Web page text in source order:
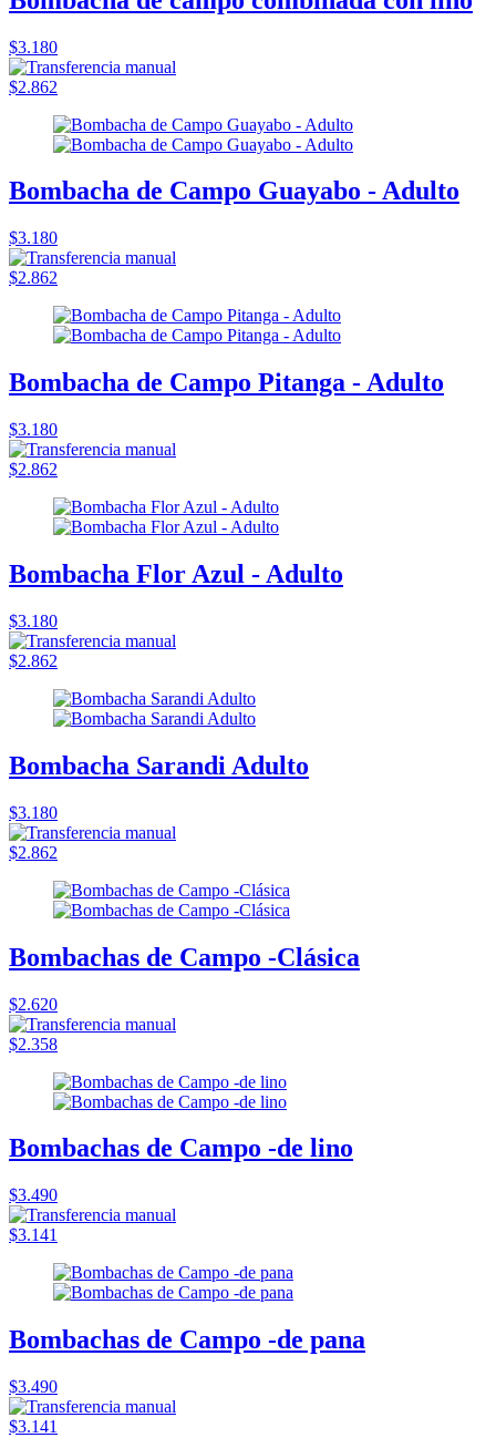
$3.180
$2.862
Bombacha de Campo Guayabo - Adulto
$3.180
$2.862
Bombacha de Campo Pitanga - Adulto
$3.180
$2.862
Bombacha Flor Azul - Adulto
$3.180
$2.862
Bombacha Sarandi Adulto
$3.180
$2.862
Bombachas de Campo -Clásica
$2.620
$2.358
Bombachas de Campo -de lino
$3.490
$3.141
Bombachas de Campo -de pana
$3.490
$3.141